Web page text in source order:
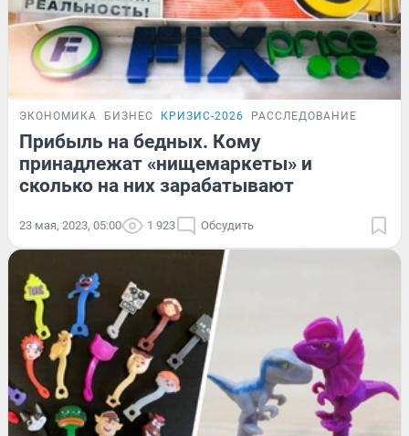
ЭКОНОМИКА БИЗНЕС КРИЗИС-2026 РАССЛЕДОВАНИЕ
Прибыль на бедных. Кому
принадлежат «нищемаркеты» и
сколько на них зарабатывают
23 мая, 2023, 05:00 1 923 Обсудить